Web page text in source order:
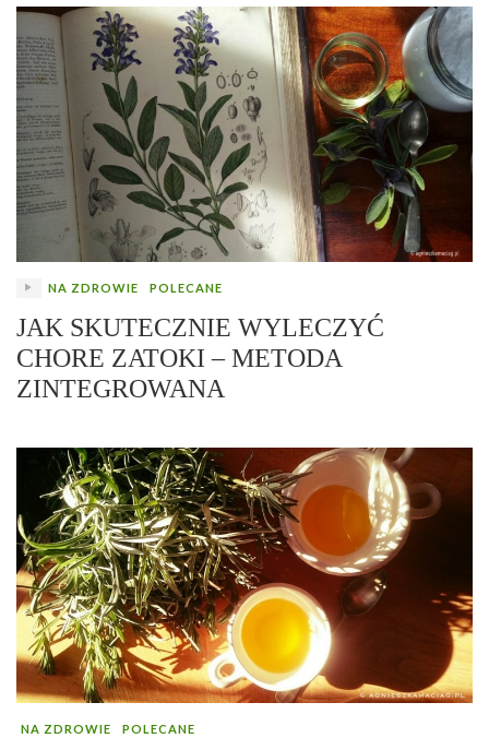
NA ZDROWIE POLECANE
JAK SKUTECZNIE WYLECZYĆ
CHORE ZATOKI – METODA
ZINTEGROWANA
NA ZDROWIE POLECANE